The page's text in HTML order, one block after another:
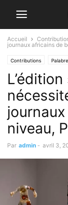
Accueil
journaux africains de
Contributions
niveau,
Par admin - avril 3,